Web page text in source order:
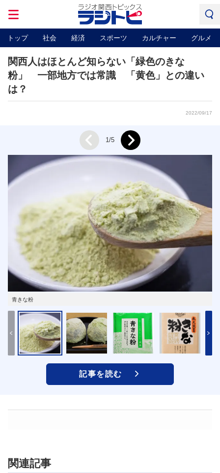
トップ 社会 経済 スポーツ カルチャー グルメ
関西人はほとんど知らない「緑色のきな
粉」 一部地方では常識 「黄色」との違い
は？
2022/09/17
青きな粉
Prev 1/5 Next
記事を読む
関連記事